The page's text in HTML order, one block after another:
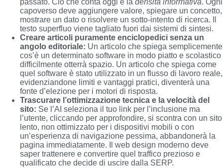
passato. Ciò che conta oggi è la densità informativa. Ogni
capoverso deve aggiungere valore, spiegare un concetto,
mostrare un dato o risolvere un sotto-intento di ricerca. Il
testo superfluo viene tagliato fuori dai sistemi di sintesi.
Creare articoli puramente enciclopedici senza un
angolo editoriale: Un articolo che spiega semplicemente
cos’è un determinato software in modo piatto e scolastico
difficilmente otterrà spazio. Un articolo che spiega come
quel software è stato utilizzato in un flusso di lavoro reale,
evidenziandone limiti e vantaggi pratici, diventerà una
fonte d’elezione per i motori di risposta.
Trascurare l’ottimizzazione tecnica e la velocità del
sito: Se l’AI seleziona il tuo link per l’inclusione ma
l’utente, cliccando per approfondire, si scontra con un sito
lento, non ottimizzato per i dispositivi mobili o con
un’esperienza di navigazione pessima, abbandonerà la
pagina immediatamente. Il web design moderno deve
saper trattenere e convertire quel traffico prezioso e
qualificato che decide di uscire dalla SERP.